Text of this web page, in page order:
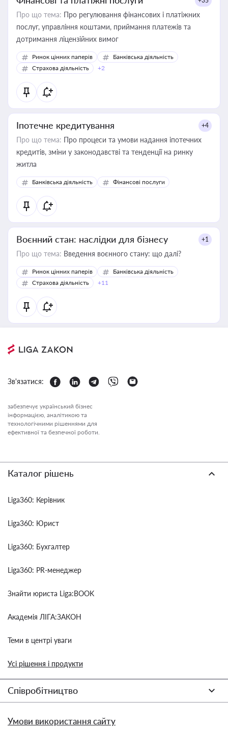
Про що тема: Про регулювання фінансових і платіжних
послуг, управління коштами, приймання платежів та
дотримання ліцензійних вимог
Ринок цінних паперів
Банківська діяльність
Страхова діяльність
+2
Іпотечне кредитування +4
Про що тема: Про процеси та умови надання іпотечних
кредитів, зміни у законодавстві та тенденції на ринку
житла
Банківська діяльність Фінансові послуги
Воєнний стан: наслідки для бізнесу +1
Про що тема: Введення воєнного стану: що далі?
Ринок цінних паперів
Банківська діяльність
Страхова діяльність
+11
Зв'язатися:
забезпечує український бізнес
інформацією, аналітикою та
технологічними рішеннями для
ефективної та безпечної роботи.
Каталог рішень
Liga360: Керівник
Liga360: Юрист
Liga360: Бухгалтер
Liga360: PR-менеджер
Знайти юриста Liga:BOOK
Академія ЛІГА:ЗАКОН
Теми в центрі уваги
Усі рішення і продукти
Співробітництво
Умови використання сайту